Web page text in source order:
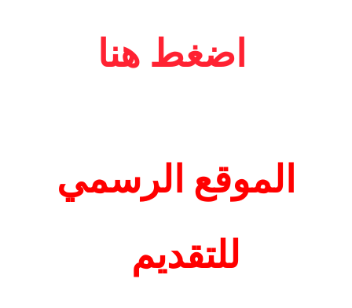
اضغط هنا
الموقع الرسمي
للتقديم